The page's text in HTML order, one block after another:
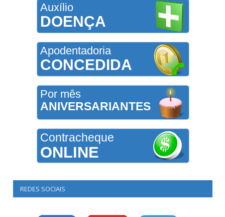
Auxílio
DOENÇA
Apodentadoria
CONCEDIDA
Por mês
ANIVERSARIANTES
Contracheque
ONLINE
REDES SOCIAIS